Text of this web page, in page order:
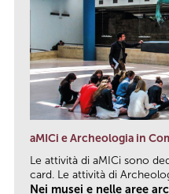
aMICi e Archeologia in
Le attività di aMICi sono
card. Le attività di
Nei musei e nelle aree